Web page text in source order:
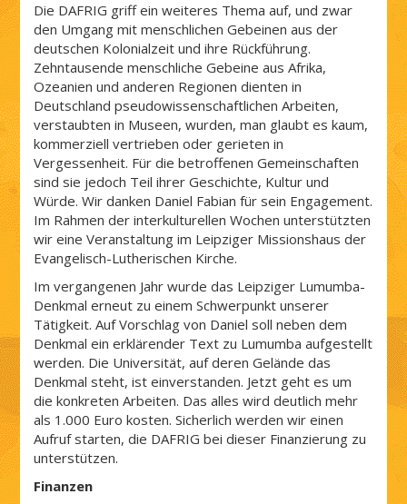
Die DAFRIG griff ein weiteres Thema auf, und zwar
den Umgang mit menschlichen Gebeinen aus der
deutschen Kolonialzeit und ihre Rückführung.
Zehntausende menschliche Gebeine aus Afrika,
Ozeanien und anderen Regionen dienten in
Deutschland pseudowissenschaftlichen Arbeiten,
verstaubten in Museen, wurden, man glaubt es kaum,
kommerziell vertrieben oder gerieten in
Vergessenheit. Für die betroffenen Gemeinschaften
sind sie jedoch Teil ihrer Geschichte, Kultur und
Würde. Wir danken Daniel Fabian für sein Engagement.
Im Rahmen der interkulturellen Wochen unterstützten
wir eine Veranstaltung im Leipziger Missionshaus der
Evangelisch-Lutherischen Kirche.
Im vergangenen Jahr wurde das Leipziger Lumumba-
Denkmal erneut zu einem Schwerpunkt unserer
Tätigkeit. Auf Vorschlag von Daniel soll neben dem
Denkmal ein erklärender Text zu Lumumba aufgestellt
werden. Die Universität, auf deren Gelände das
Denkmal steht, ist einverstanden. Jetzt geht es um
die konkreten Arbeiten. Das alles wird deutlich mehr
als 1.000 Euro kosten. Sicherlich werden wir einen
Aufruf starten, die DAFRIG bei dieser Finanzierung zu
unterstützen.
Finanzen